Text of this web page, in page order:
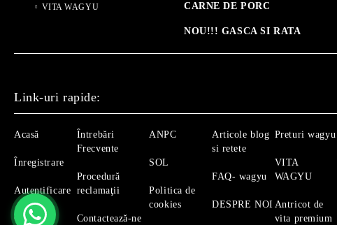
VITA WAGYU
CARNE DE PORC
NOU!!! GASCA SI RATA
Link-uri rapide:
Acasă
Înregistrare
Autentificare
Căutare
Întrebări
Frecvente
Procedură
reclamaţii
Contactează-ne
ANPC
SOL
Politica de
cookies
Articole blog
si retete
FAQ- wagyu
DESPRE NOI
Preturi wagyu
VITA
WAGYU
Antricot de
vita premium